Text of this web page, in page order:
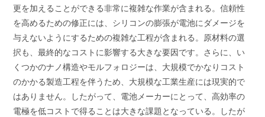
更を加えることができる非常に複雑な作業が含まれる。信頼性
を高めるための修正には、シリコンの膨張が電池にダメージを
与えないようにするための複雑な工程が含まれる。原材料の選
択も、最終的なコストに影響する大きな要因です。さらに、い
くつかのナノ構造やモルフォロジーは、大規模でかなりコスト
のかかる製造工程を伴うため、大規模な工業生産には現実的で
はありません。したがって、電池メーカーにとって、高効率の
電極を低コストで得ることは大きな課題となっている。したが